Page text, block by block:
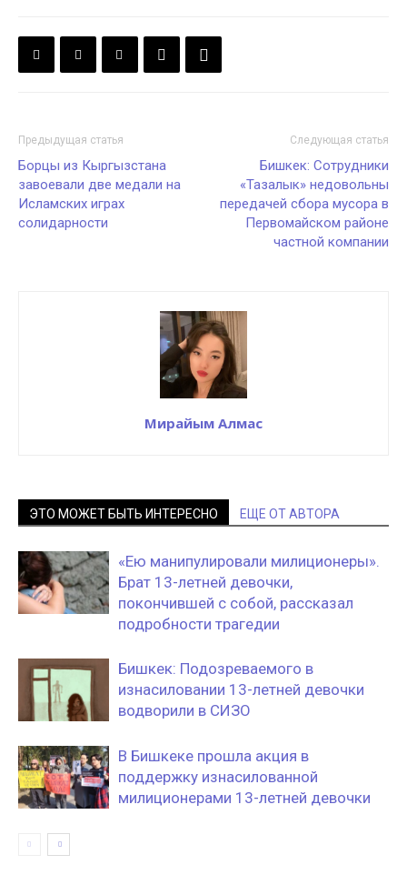
Предыдущая статья
Борцы из Кыргызстана
завоевали две медали на
Исламских играх
солидарности
Следующая статья
Бишкек: Сотрудники
«Тазалык» недовольны
передачей сбора мусора в
Первомайском районе
частной компании
Мирайым Алмас
ЭТО МОЖЕТ БЫТЬ ИНТЕРЕСНО ЕЩЕ ОТ АВТОРА
«Ею манипулировали милиционеры».
Брат 13-летней девочки,
покончившей с собой, рассказал
подробности трагедии
Бишкек: Подозреваемого в
изнасиловании 13-летней девочки
водворили в СИЗО
В Бишкеке прошла акция в
поддержку изнасилованной
милиционерами 13-летней девочки